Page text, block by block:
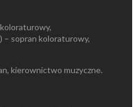
– sopran koloraturowy,
kierownictwo muzyczne.